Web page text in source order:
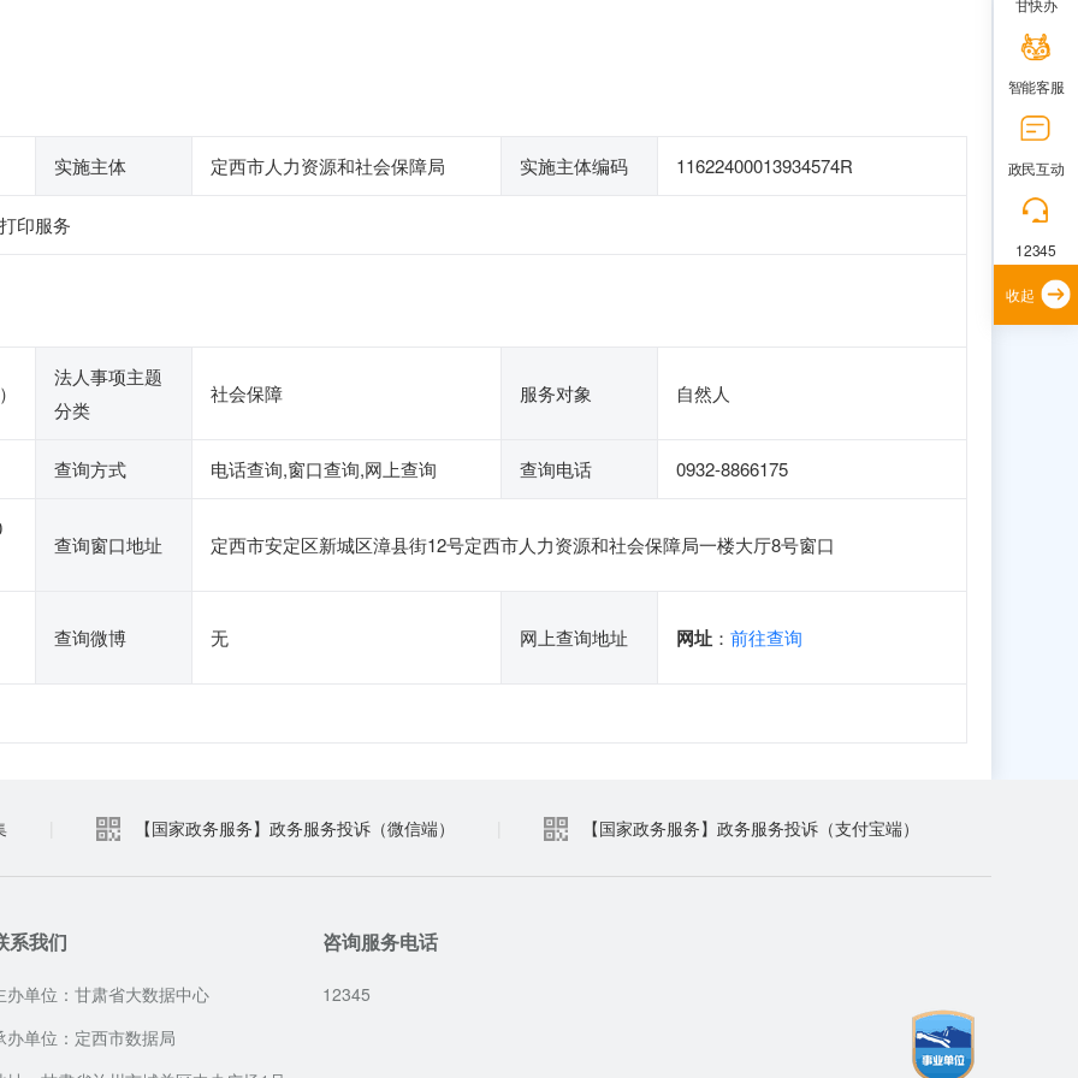
实施主体 定西市人力资源和社会保障局 实施主体编码 11622400013934574R
印服务
法人事项主题
分类
社会保障 服务对象 自然人
查询方式 电话查询,窗口查询,网上查询 查询电话 0932-8866175
查询窗口地址 定西市安定区新城区漳县街12号定西市人力资源和社会保障局一楼大厅8号窗口
查询微博 无 网上查询地址 网址 ： 前往查询
【国家政务服务】政务服务投诉（微信端） 【国家政务服务】政务服务投诉（支付宝端）
系我们
办单位：甘肃省大数据中心
办单位：定西市数据局
咨询服务电话
12345
智能客服
政民互动
12345
收起